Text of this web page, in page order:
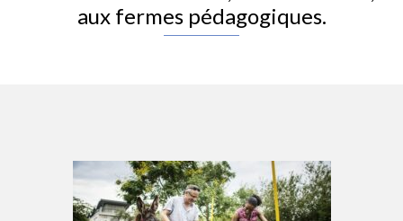
aux fermes pédagogiques.